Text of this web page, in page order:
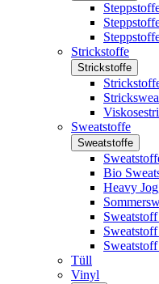
Strickstoffe
Strickstoffe
Sweatstoffe
Sweatstoffe
Bio
Heavy
Tüll
Vinyl